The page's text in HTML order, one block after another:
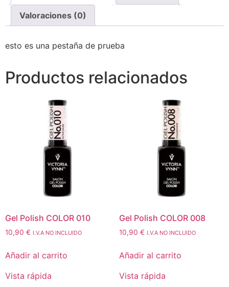
Valoraciones (0)
esto es una pestaña de prueba
Productos relacionados
Gel Polish COLOR 010
10,90 € I.V.A NO INCLUIDO
Añadir al carrito
Vista rápida
Gel Polish COLOR 008
10,90 € I.V.A NO INCLUIDO
Añadir al carrito
Vista rápida